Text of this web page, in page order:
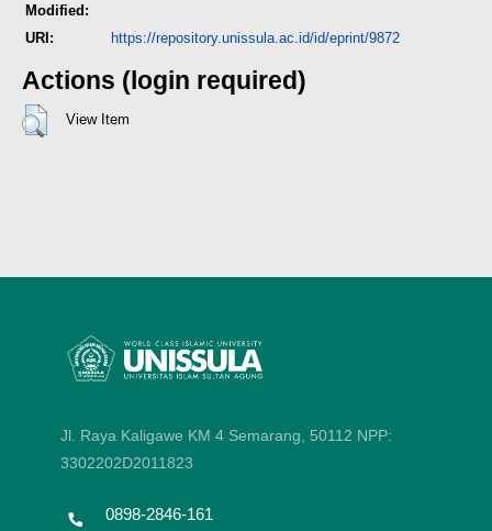
Modified:
URI: https://repository.unissula.ac.id/id/eprint/9872
Actions (login required)
View Item
Jl. Raya Kaligawe KM 4 Semarang, 50112 NPP:
3302202D2011823
0898-2846-161